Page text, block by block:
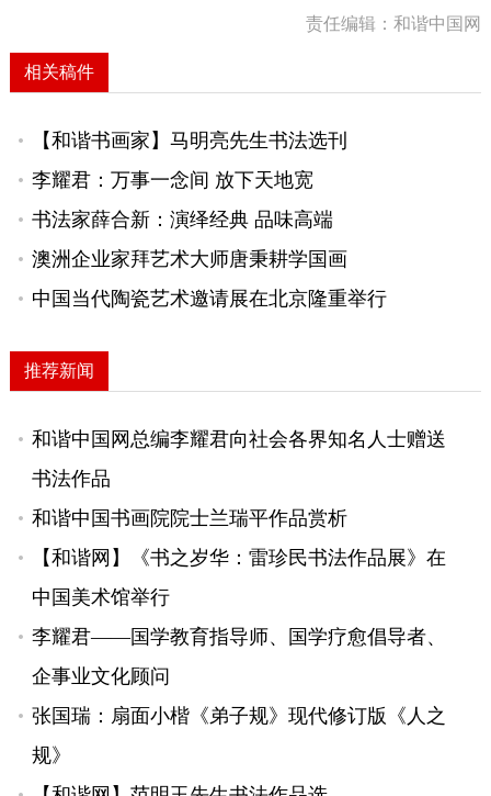
责任编辑：和谐中国网
相关稿件
【和谐书画家】马明亮先生书法选刊
李耀君：万事一念间 放下天地宽
书法家薛合新：演绎经典 品味高端
澳洲企业家拜艺术大师唐秉耕学国画
中国当代陶瓷艺术邀请展在北京隆重举行
推荐新闻
和谐中国网总编李耀君向社会各界知名人士赠送
书法作品
和谐中国书画院院士兰瑞平作品赏析
【和谐网】《书之岁华：雷珍民书法作品展》在
中国美术馆举行
李耀君——国学教育指导师、国学疗愈倡导者、
企事业文化顾问
张国瑞：扇面小楷《弟子规》现代修订版《人之
规》